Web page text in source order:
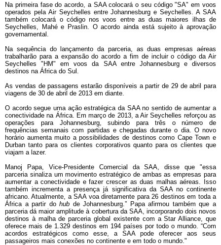
Na primeira fase do acordo, a SAA colocará o seu código "SA" em voos
operados pela Air Seychelles entre Johannesburg e Seychelles. A SAA
também colocará o código nos voos entre as duas maiores ilhas de
Seychelles, Mahé e Praslin. O acordo ainda está sujeito à aprovação
governamental.
Na sequência do lançamento da parceria, as duas empresas aéreas
trabalharão para a expansão do acordo a fim de incluir o código da Air
Seychelles "HM" em voos da SAA entre Johannesburg e diversos
destinos na África do Sul.
As vendas de passagens estarão disponíveis a partir de 29 de abril para
viagens de 30 de abril de 2013 em diante.
O acordo segue uma ação estratégica da SAA no sentido de aumentar a
conectividade na África. Em março de 2013, a Air Seychelles reforçou as
operações para Johannesburg, subindo para três o número de
frequências semanais com partidas e chegadas durante o dia. O novo
horário aumenta muito a possibilidades de destinos como Cape Town e
Durban tanto para os clientes corporativos quanto para os clientes que
viajam a lazer.
Manoj Papa, Vice-Presidente Comercial da SAA, disse que "essa
parceria sinaliza um movimento estratégico de ambas as empresas para
aumentar a conectividade e fazer crescer as duas malhas aéreas. Isso
também incrementa a presença já significativa da SAA no continente
africano. Atualmente, a SAA voa diretamente para 26 destinos em toda a
África a partir do hub de Johannesburg.” Papa afirmou também que a
parceria dá maior amplitude à cobertura da SAA, incorporando dois novos
destinos à malha de parceria global existente com a Star Alliance, que
oferece mais de 1.329 destinos em 194 países por todo o mundo. “Com
acordos estratégicos como esse, a SAA pode oferecer aos seus
passageiros mais conexões no continente e em todo o mundo."